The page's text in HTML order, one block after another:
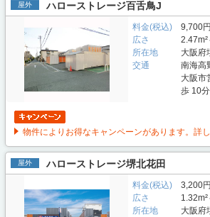
屋外 ハローストレージ百舌鳥J
料金(税込)
9,700
広さ
2.47m²
所在地
大阪府
交通
南海高
大阪市
歩 10分
物件によりお得なキャンペーンがあります。詳
屋外 ハローストレージ堺北花田
料金(税込)
3,200
広さ
所在地
大阪府